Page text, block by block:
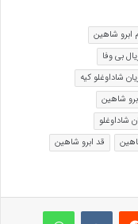
ابرو شاهین
بی وفا
شاداوغلو کیه
شاهین
قد ابرو شاهین
Reddit
VKontakteواتس آپ